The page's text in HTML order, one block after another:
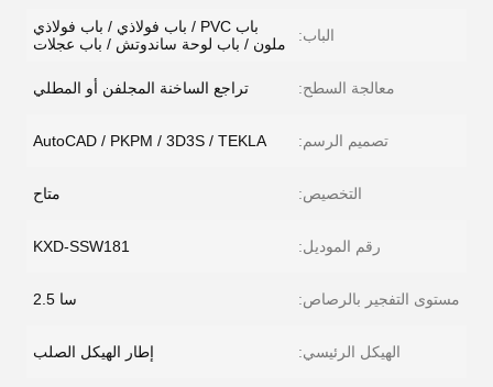
الباب:
باب PVC / باب فولاذي / باب فولاذي
ملون / باب لوحة ساندوتش / باب عجلات
معالجة السطح: تراجع الساخنة المجلفن أو المطلي
تصميم الرسم: AutoCAD / PKPM / 3D3S / TEKLA
التخصيص: متاح
رقم الموديل: KXD-SSW181
مستوى التفجير بالرصاص: سا 2.5
الهيكل الرئيسي: إطار الهيكل الصلب